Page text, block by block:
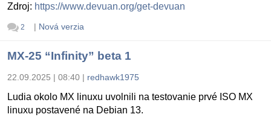
Zdroj: https://www.devuan.org/get-devuan
2 | Nová verzia
MX-25 “Infinity” beta 1
22.09.2025 | 08:40 | redhawk1975
Ludia okolo MX linuxu uvolnili na testovanie prvé ISO MX
linuxu postavené na Debian 13.